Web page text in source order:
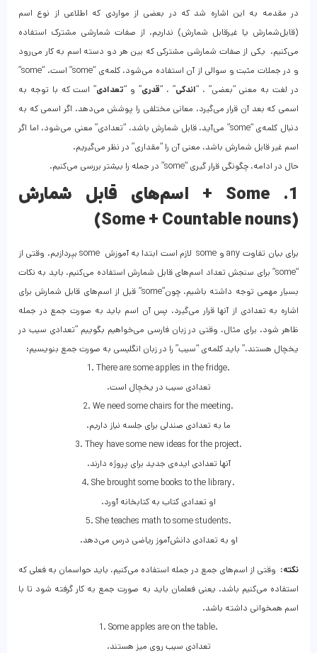
در مقدمه به این اشاره شد که در بعضی از مواردی که اطلاعی از نوع اسم
(قابل‌شمارش یا غیر‌قابل ‌شمارش) نداریم، از صفات شمارشی مشترک استفاده
می‌کنیم. یکی از صفات شمارشی مشترکی که بین هر دو‌ دسته اسم به‌ کار می‌رود
و در جملات مثبت و سوالی از آن استفاده می‌شود، کلمه‌ی “some” است. “some”
در لغت به معنی “بعضی” ، “اندکی” ، “قدری” و “تعدادی” است که با توجه به
اسمی که بعد آن قرار می‌گیرد، معانی مختلفی را پوشش می‌دهد. اگر اسمی که به
دنبال کلمه‌ی “some” می‌آید، قابل‌ شمارش باشد، “تعدادی” معنی می‌شود، اما اگر
اسم غیر‌ قابل‌ شمارش باشد، معنی آن را “مقداری” در نظر می‌گیریم.
حال در ادامه، چگونگی قرار گیری “some” در جمله را بیشتر بررسی می‌کنیم.
1. Some + اسم‌های قابل‌ شمارش
(Some + Countable nouns)
برای بیان تفاوت any و some لازم است ابتدا به آموزش some بپردازیم. وقتی از
“some” برای سنجش تعداد اسم‌های قابل‌ شمارش استفاده می‌کنیم، باید به نکات
بسیار مهمی توجه داشته باشیم. چون”some” قبل از اسم‌های قابل‌ شمارش برای
اشاره به تعدادی از آنها قرار می‌گیرد، پس آن اسم باید به صورت جمع در جمله
ظاهر شود. برای مثال، وقتی در زبان فارسی می‌خواهیم بگوییم “تعدادی سیب در
یخچال هستند.” باید کلمه‌ی “سیب” را در زبان انگلیسی به صورت جمع بنویسیم:
1. There are some apples in the fridge.
.تعدادی سیب در یخچال است
2. We need some chairs for the meeting.
.ما به تعدادی صندلی برای جلسه نیاز داریم
3. They have some new ideas for the project.
.آنها تعدادی ایده‌ی جدید برای پروژه دارند
4. She brought some books to the library.
.او تعدادی کتاب به کتابخانه آورد
5. She teaches math to some students.
.او به تعدادی دانش‌آموز ریاضی درس می‌دهد
نکته: وقتی از اسم‌های جمع در جمله استفاده می‌کنیم، باید حواسمان به فعلی که
استفاده می‌کنیم باشد. یعنی فعلمان باید به صورت جمع به‌ کار گرفته شود تا با
اسم همخوانی داشته باشد.
1. Some apples are on the table.
.تعدادی سیب روی میز هستند